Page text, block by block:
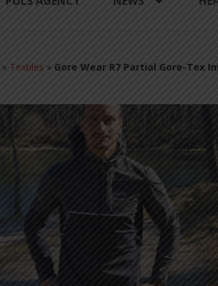
» Textiles » Gore Wear R7 Partial Gore-Tex